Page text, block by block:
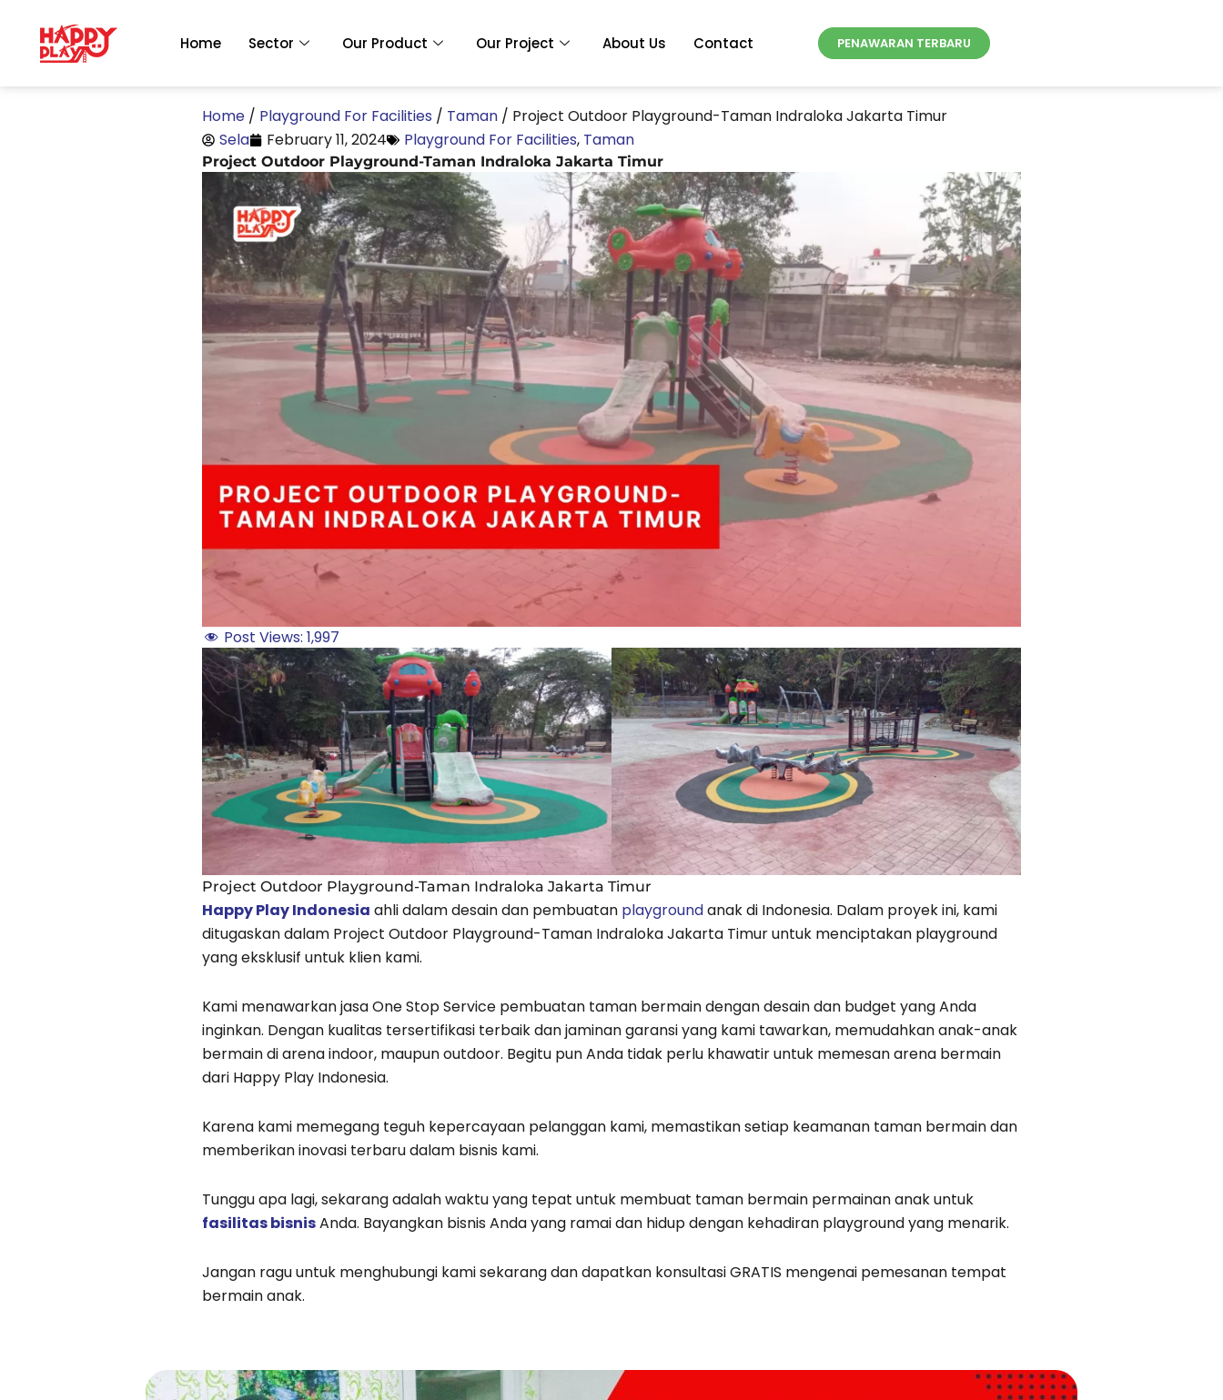
content
Home Sector Our Product Our Project About Us Contact PENAWARAN TERBARU
Home / Playground For Facilities / Taman / Project Outdoor Playground-Taman Indraloka Jakarta Timur
Sela
February 11, 2024 Playground For Facilities, Taman
Project Outdoor Playground-Taman Indraloka Jakarta Timur
Post Views: 1,997
Project Outdoor Playground-Taman Indraloka Jakarta Timur
Happy Play Indonesia ahli dalam desain dan pembuatan playgroundanak di Indonesia. Dalam proyek ini, kami
ditugaskan dalam Project Outdoor Playground-Taman Indraloka Jakarta Timur untuk menciptakan playground
yang eksklusif untuk klien kami.
Kami menawarkan jasa One Stop Service pembuatan taman bermain dengan desain dan budget yang Anda
inginkan. Dengan kualitas tersertifikasi terbaik dan jaminan garansi yang kami tawarkan, memudahkan anak-anak
bermain di arena indoor, maupun outdoor. Begitu pun Anda tidak perlu khawatir untuk memesan arena bermain
dari Happy Play Indonesia.
Karena kami memegang teguh kepercayaan pelanggan kami, memastikan setiap keamanan taman bermain dan
memberikan inovasi terbaru dalam bisnis kami.
Tunggu apa lagi, sekarang adalah waktu yang tepat untuk membuat taman bermain permainan anak untuk
fasilitas bisnisAnda. Bayangkan bisnis Anda yang ramai dan hidup dengan kehadiran playground yang menarik.
Jangan ragu untuk menghubungi kami sekarang dan dapatkan konsultasi GRATIS mengenai pemesanan tempat
bermain anak.